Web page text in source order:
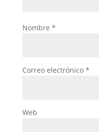
Nombre *
Correo electrónico *
Web